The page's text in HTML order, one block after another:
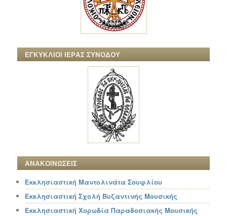
ΕΓΚΥΚΛΙΟΙ ΙΕΡΑΣ ΣΥΝΟΔΟΥ
ΑΝΑΚΟΙΝΩΣΕΙΣ
Εκκλησιαστική Μαντολινάτα Σουφλίου
Εκκλησιαστική Σχολή Βυζαντινής Μουσικής
Εκκλησιαστική Χορωδία Παραδοσιακής Μουσικής